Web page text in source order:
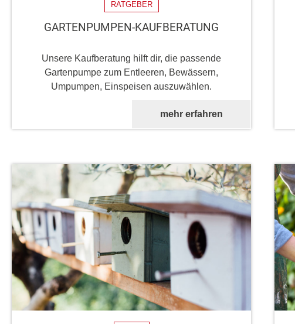
RATGEBER
GARTENPUMPEN-KAUFBERATUNG
Unsere Kaufberatung hilft dir, die passende
Gartenpumpe zum Entleeren, Bewässern,
Umpumpen, Einspeisen auszuwählen.
mehr erfahren